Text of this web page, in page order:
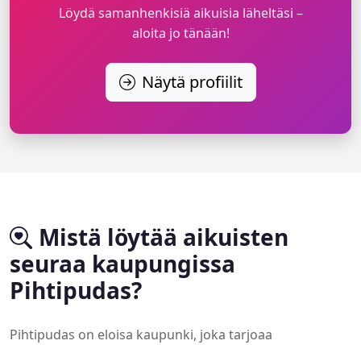
Löydä samanhenkisiä aikuisia läheltäsi –
aloita jo tänään!
Näytä profiilit
Mistä löytää aikuisten
seuraa kaupungissa
Pihtipudas?
Pihtipudas on eloisa kaupunki, joka tarjoaa